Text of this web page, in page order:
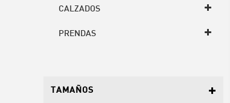
CALZADOS
PRENDAS
TAMAÑOS